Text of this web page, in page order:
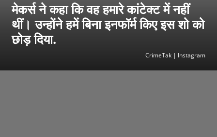
मेकर्स ने कहा कि वह हमारे कांटेक्ट में नहीं
थीं। उन्होंने हमें बिना इनफॉर्म किए इस शो को
छोड़ दिया.
CrimeTak | Instagram